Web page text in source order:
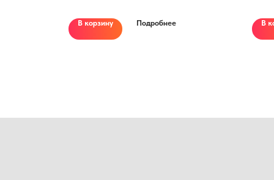
В корзину Подробнее В